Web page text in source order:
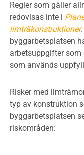
Regler som gäller
redovisas inte i
limträkonstruktioner
byggarbetsplatsen
arbetsuppgifter
som används
Risker med
typ av konstruktion
byggarbetsplatsen
riskområden: